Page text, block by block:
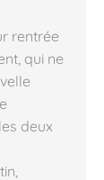
rentrée
qui ne
deux